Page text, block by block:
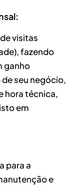
visitas
fazendo
ganho
seu negócio,
hora técnica,
em
para a
e